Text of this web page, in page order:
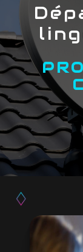
dépannage sèche
PRO ELEC DANIEL